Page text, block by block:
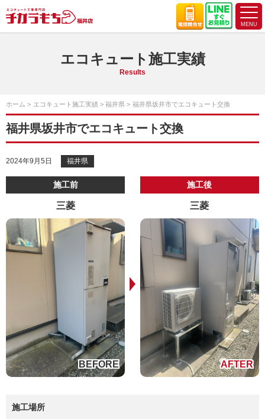
エコキュート施工実績
Results
ホーム エコキュート施工実績 福井県 福井県坂井市でエコキュート交換
福井県坂井市でエコキュート交換
2024年9月5日 福井県
施工前
三菱
施工後
三菱
施工場所